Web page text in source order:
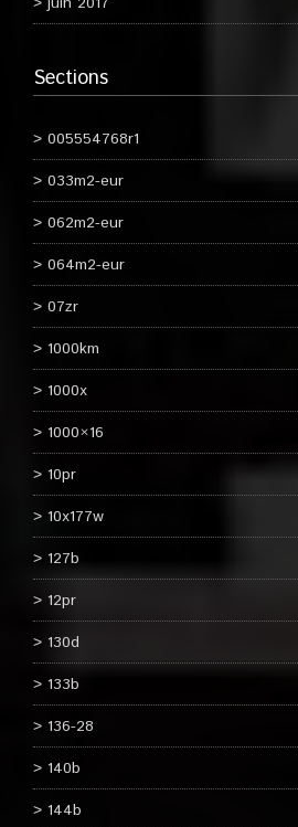
Sections
005554768r1
033m2-eur
062m2-eur
064m2-eur
07zr
1000km
1000x
1000×16
10pr
10x177w
127b
12pr
130d
133b
136-28
140b
144b